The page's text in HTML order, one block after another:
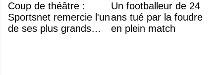
Coup de théâtre :
Sportsnet remercie l'un
de ses plus grands
Un footballeur de 24
ans tué par la foudre
en plein match